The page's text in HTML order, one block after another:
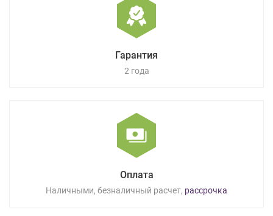
Гарантия
2 года
Оплата
Наличными, безналичный расчет, рассрочка